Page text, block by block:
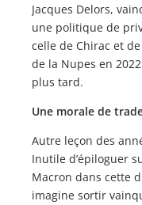
Jacques Delors,
une politique de
celle de Chirac et
de la Nupes en
plus tard.
Une morale de
Autre leçon des
Inutile d’épiloguer
Macron dans cette
imagine sortir